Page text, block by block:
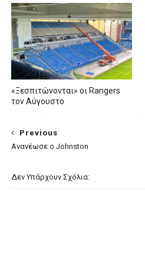
«Ξεσπιτώνονται» οι Rangers
τον Αύγουστο
Previous
Aνανέωσε ο Johnston
Δεν Υπάρχουν Σχόλια: